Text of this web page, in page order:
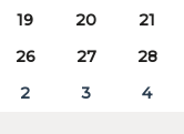
19 20 21
26 27 28
2 3 4